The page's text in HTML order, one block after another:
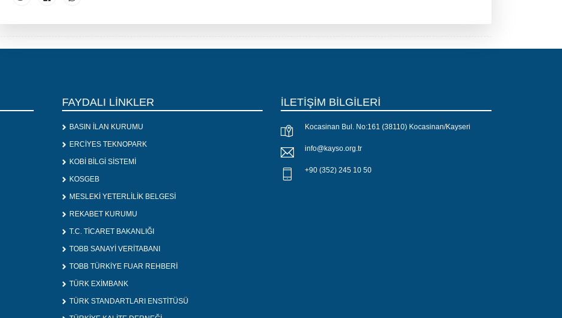
FAYDALI LİNKLER
BASIN İLAN KURUMU
ERCİYES TEKNOPARK
KOBİ BİLGİ SİSTEMİ
KOSGEB
MESLEKİ YETERLİLİK BELGESİ
REKABET KURUMU
T.C. TİCARET BAKANLIĞI
TOBB SANAYİ VERİTABANI
TOBB TÜRKİYE FUAR REHBERİ
TÜRK EXİMBANK
TÜRK STANDARTLARI ENSTİTÜSÜ
İLETİŞİM BİLGİLERİ
Kocasinan Bul. No:161 (38110) Kocasinan/Kayseri
info@kayso.org.tr
+90 (352) 245 10 50